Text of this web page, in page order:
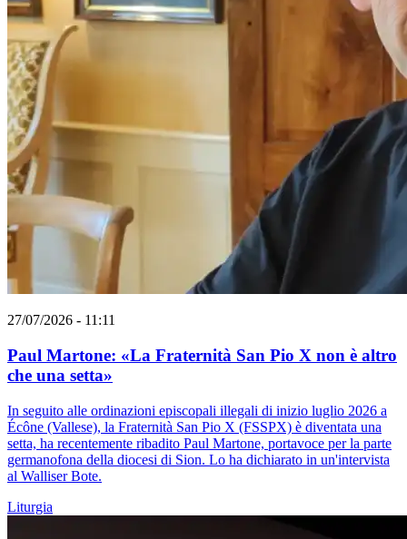
27/07/2026 - 11:11
Paul Martone: «La Fraternità San Pio X non è altro
che una setta»
In seguito alle ordinazioni episcopali illegali di inizio luglio 2026 a
Écône (Vallese), la Fraternità San Pio X (FSSPX) è diventata una
setta, ha recentemente ribadito Paul Martone, portavoce per la parte
germanofona della diocesi di Sion. Lo ha dichiarato in un'intervista
al Walliser Bote.
Liturgia